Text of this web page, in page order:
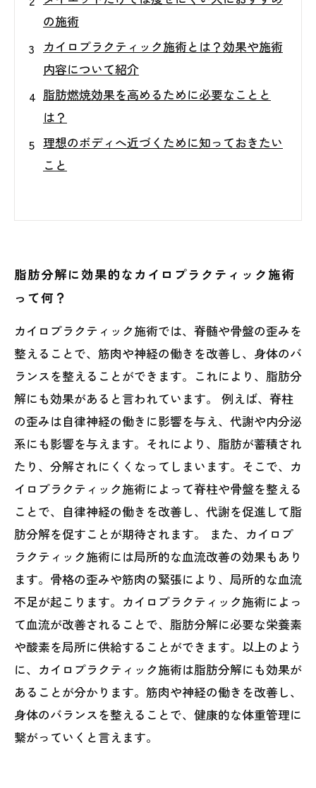
の施術
カイロプラクティック施術とは？効果や施術
内容について紹介
脂肪燃焼効果を高めるために必要なことと
は？
理想のボディへ近づくために知っておきたい
こと
脂肪分解に効果的なカイロプラクティック施術
って何？
カイロプラクティック施術では、脊髄や骨盤の歪みを
整えることで、筋肉や神経の働きを改善し、身体のバ
ランスを整えることができます。これにより、脂肪分
解にも効果があると言われています。 例えば、脊柱
の歪みは自律神経の働きに影響を与え、代謝や内分泌
系にも影響を与えます。それにより、脂肪が蓄積され
たり、分解されにくくなってしまいます。そこで、カ
イロプラクティック施術によって脊柱や骨盤を整える
ことで、自律神経の働きを改善し、代謝を促進して脂
肪分解を促すことが期待されます。 また、カイロプ
ラクティック施術には局所的な血流改善の効果もあり
ます。骨格の歪みや筋肉の緊張により、局所的な血流
不足が起こります。カイロプラクティック施術によっ
て血流が改善されることで、脂肪分解に必要な栄養素
や酸素を局所に供給することができます。以上のよう
に、カイロプラクティック施術は脂肪分解にも効果が
あることが分かります。筋肉や神経の働きを改善し、
身体のバランスを整えることで、健康的な体重管理に
繋がっていくと言えます。